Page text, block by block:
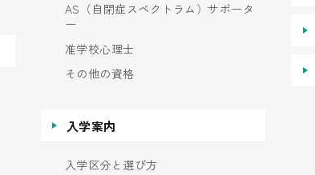
AS（自閉症スペクトラム）サポータ
ー
准学校心理士
その他の資格
入学案内
入学区分と選び方